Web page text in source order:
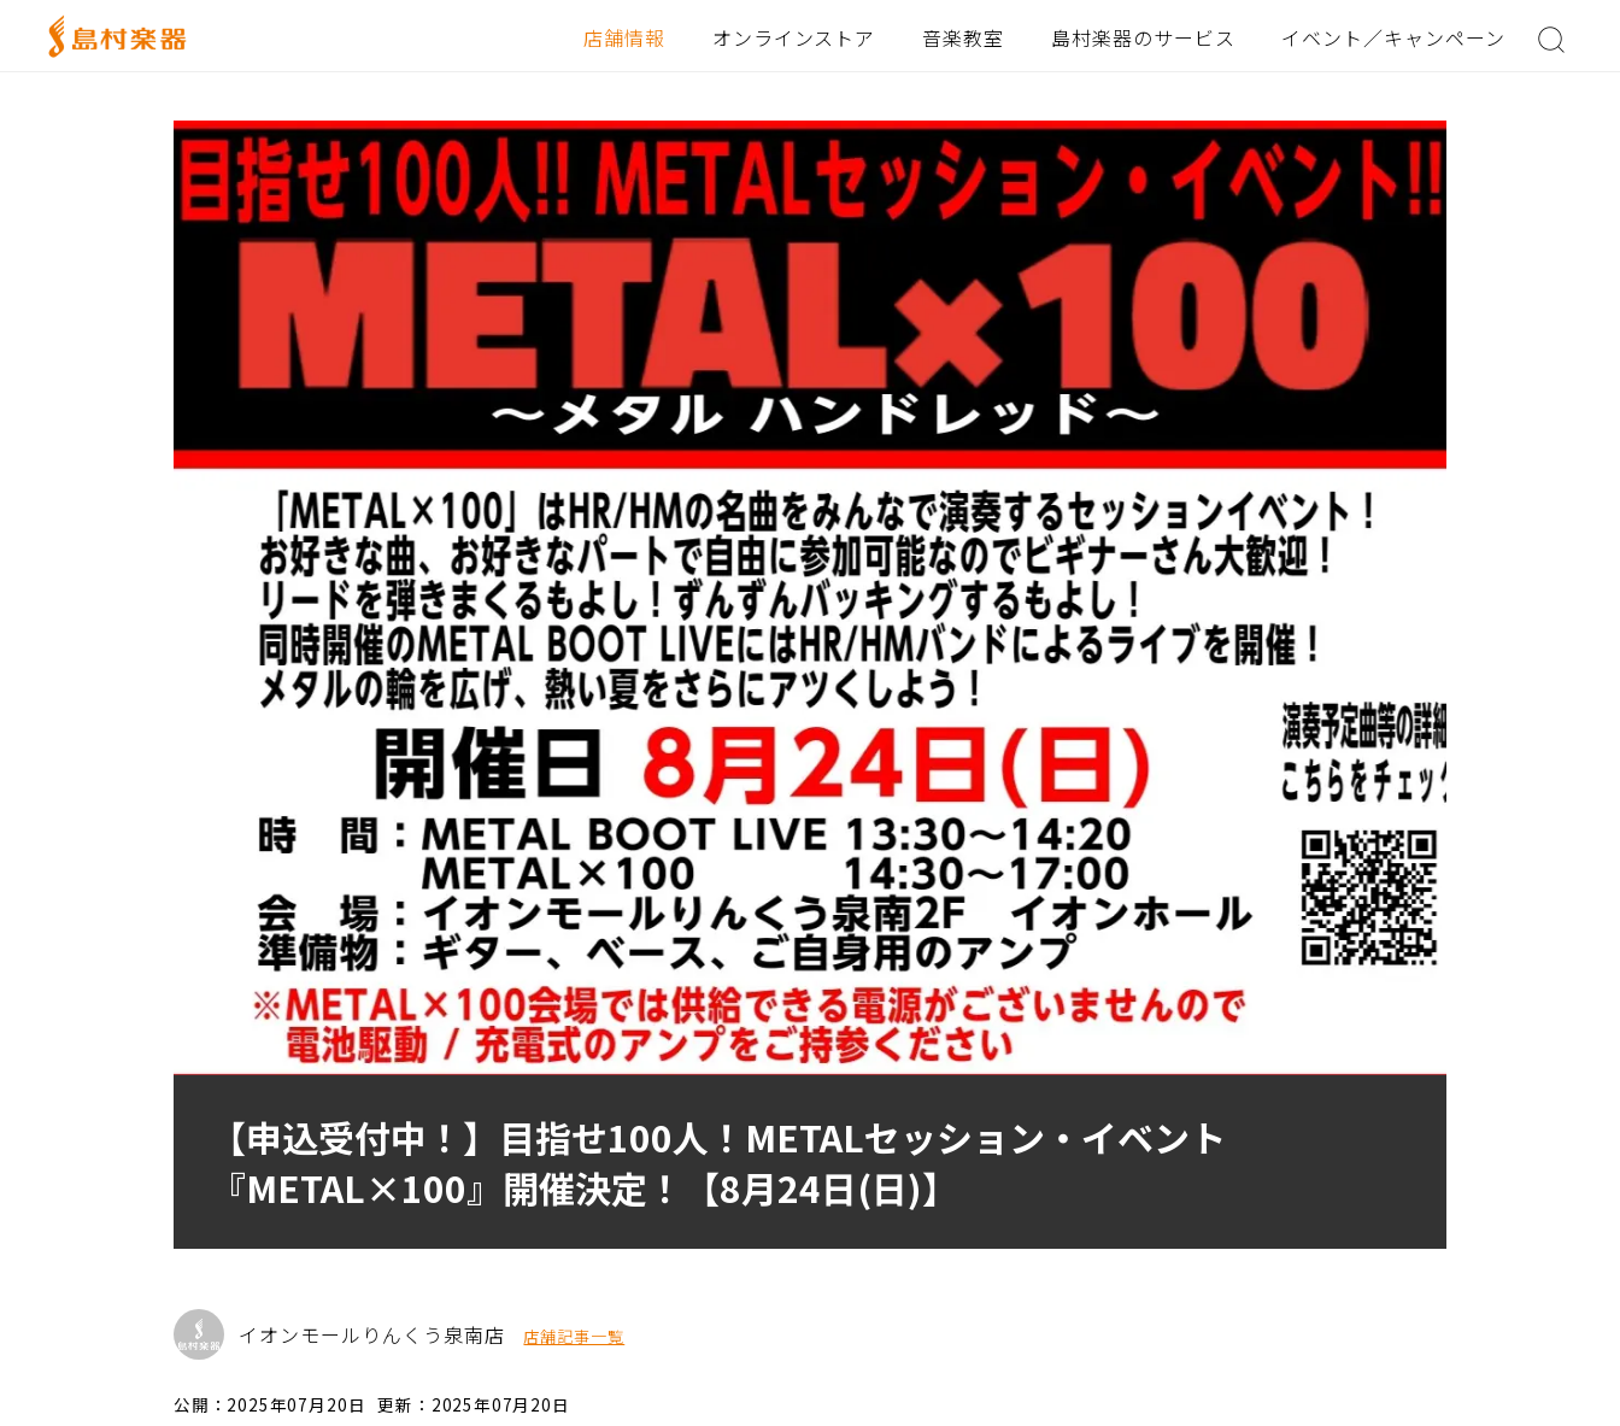
店舗情報 オンラインストア 音楽教室 島村楽器のサービス イベント／キャンペーン
【申込受付中！】目指せ100人！METALセッション・イベント
『METAL×100』開催決定！【8月24日(日)】
イオンモールりんくう泉南店 店舗記事一覧
公開：2025年07月20日 更新：2025年07月20日